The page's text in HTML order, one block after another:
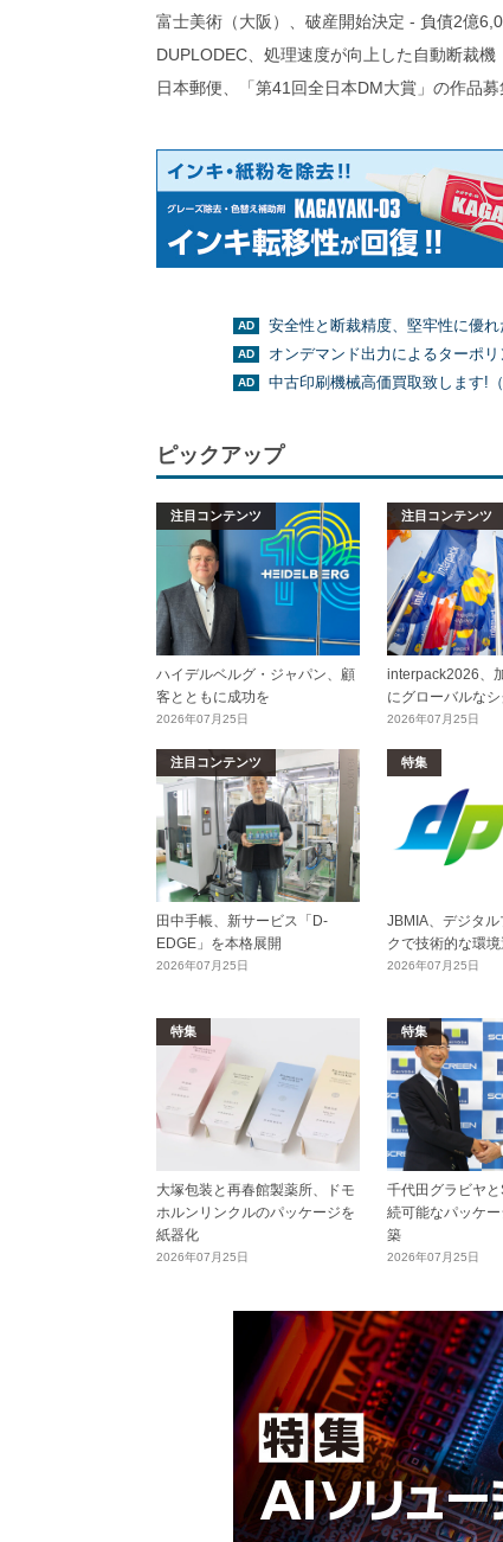
富士美術（大阪）、破産開始決定 - 負債2億
DUPLODEC、処理速度が向上した自動断裁機
日本郵便、「第41回全日本DM大賞」の作品
安全性と断裁精度、堅牢性に優
オンデマンド出力によるターポ
中古印刷機械高価買取致します!
ピックアップ
注目コンテンツ
ハイデルベルグ・ジャパン、顧
客とともに成功を
2026年07月25日
注目コンテンツ
interpack2026、
にグローバルな
2026年07月25日
注目コンテンツ
田中手帳、新サービス「D-
EDGE」を本格展開
2026年07月25日
特集
JBMIA、デジタ
クで技術的な環
2026年07月25日
特集
大塚包装と再春館製薬所、ドモ
ホルンリンクルのパッケージを
紙器化
2026年07月25日
特集
千代田グラビヤ
続可能なパッケ
築
2026年07月25日